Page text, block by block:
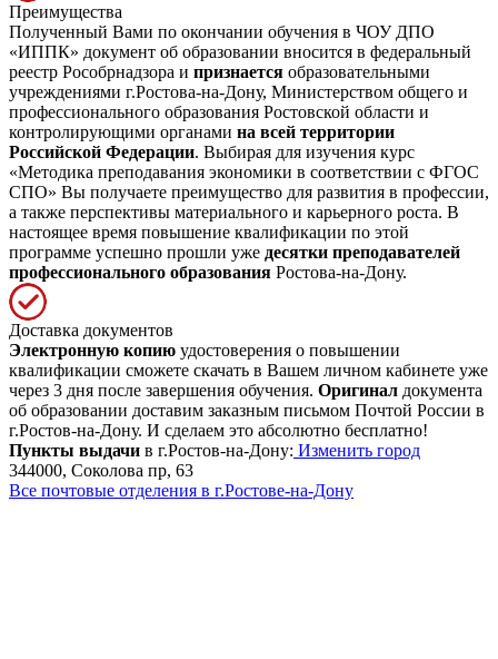
Преимущества
Полученный Вами по окончании обучения в ЧОУ ДПО
«ИППК» документ об образовании вносится в федеральный
реестр Рособрнадзора и признается образовательными
учреждениями г.Ростова-на-Дону, Министерством общего и
профессионального образования Ростовской области и
контролирующими органами на всей территории
Российской Федерации. Выбирая для изучения курс
«Методика преподавания экономики в соответствии с ФГОС
СПО» Вы получаете преимущество для развития в профессии,
а также перспективы материального и карьерного роста. В
настоящее время повышение квалификации по этой
программе успешно прошли уже десятки преподавателей
профессионального образования Ростова-на-Дону.
Доставка документов
Электронную копию удостоверения о повышении
квалификации сможете скачать в Вашем личном кабинете уже
через 3 дня после завершения обучения. Оригинал документа
об образовании доставим заказным письмом Почтой России в
г.Ростов-на-Дону. И сделаем это абсолютно бесплатно!
Пункты выдачи в г.Ростов-на-Дону: Изменить город
344000, Соколова пр, 63
Все почтовые отделения в г.Ростове-на-Дону